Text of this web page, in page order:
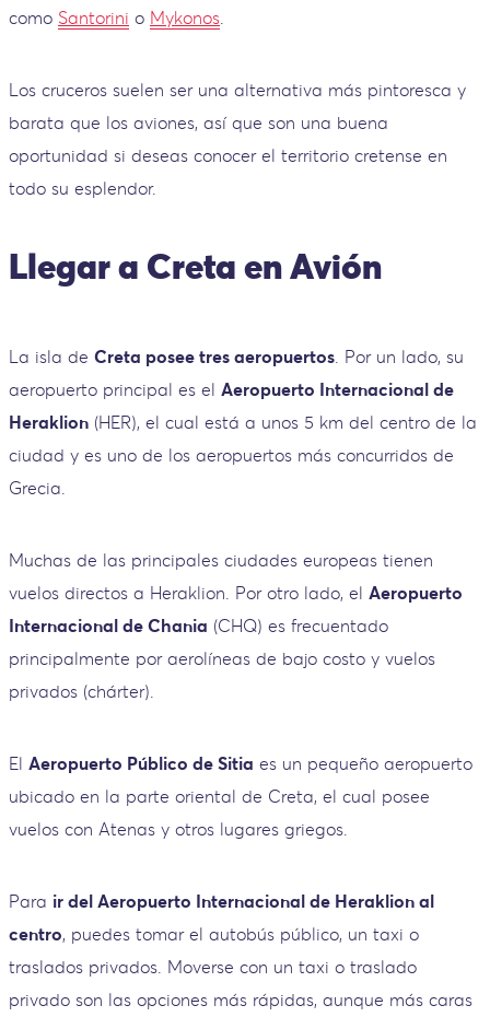
como Santorini o Mykonos
Los cruceros suelen ser una alternativa más pintoresca y
barata que los aviones, así que son una buena
oportunidad si deseas conocer el territorio cretense en
todo su esplendor.
Llegar a Creta en Avión
La isla de Creta posee tres aeropuertos. Por un lado, su
aeropuerto principal es el Aeropuerto Internacional de
Heraklion (HER), el cual está a unos 5 km del centro de la
ciudad y es uno de los aeropuertos más concurridos de
Grecia.
Muchas de las principales ciudades europeas tienen
vuelos directos a Heraklion. Por otro lado, el Aeropuerto
Internacional de Chania (CHQ) es frecuentado
principalmente por aerolíneas de bajo costo y vuelos
privados (chárter).
El Aeropuerto Público de Sitia es un pequeño aeropuerto
ubicado en la parte oriental de Creta, el cual posee
vuelos con Atenas y otros lugares griegos.
Para ir del Aeropuerto Internacional de Heraklion al
centro, puedes tomar el autobús público, un taxi o
traslados privados. Moverse con un taxi o traslado
privado son las opciones más rápidas, aunque más caras